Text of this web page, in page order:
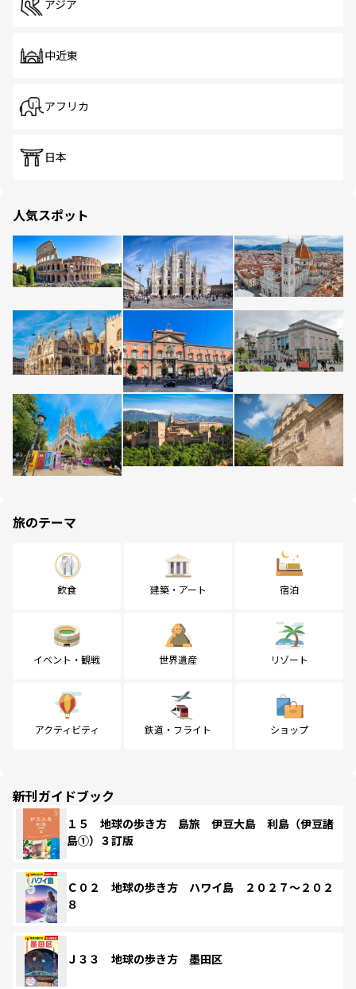
アジア
中近東
アフリカ
日本
人気スポット
旅のテーマ
飲食 建築・アート 宿泊
イベント・観戦 世界遺産 リゾート
アクティビティ 鉄道・フライト ショップ
新刊ガイドブック
１５ 地球の歩き方 島旅 伊豆大島 利島（伊豆諸
島①）３訂版
Ｃ０２ 地球の歩き方 ハワイ島 ２０２７～２０２
８
Ｊ３３ 地球の歩き方 墨田区